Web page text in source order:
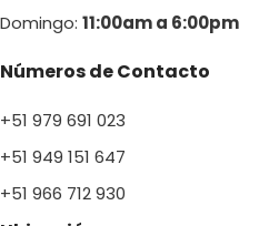
Domingo: 11:00am a 6:00pm
Números de Contacto
+51 979 691 023
+51 949 151 647
+51 966 712 930